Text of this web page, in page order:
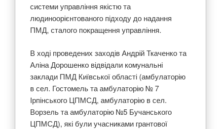
системи управління якістю та
людиноорієнтованого підходу до надання
ПМД, сталого покращення управління.
В ході проведених заходів Андрій Ткаченко та
Аліна Дорошенко відвідали комунальні
заклади ПМД Київської області (амбулаторію
в сел. Гостомель та амбулаторію № 7
Ірпінського ЦПМСД, амбулаторію в сел.
Ворзель та амбулаторію №5 Бучанського
ЦПМСД), які були учасниками грантової